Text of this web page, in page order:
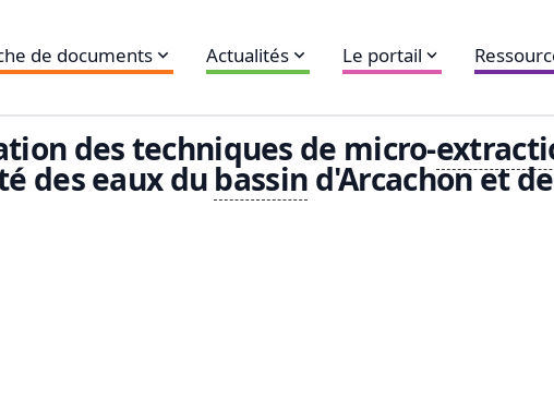
de documents Actualités Le portail
des techniques de micro-
des eaux du bassin d'Arcachon et